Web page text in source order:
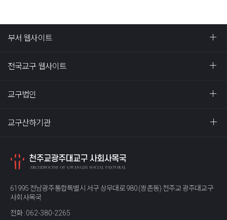
부서 웹사이트
전국교구 웹사이트
교구법인
교구산하기관
61995 전남광주통합특별시 서구 상무대로 980 (쌍촌동) 천주교 광주대교구
사회사목국
전화 :062-380-2265